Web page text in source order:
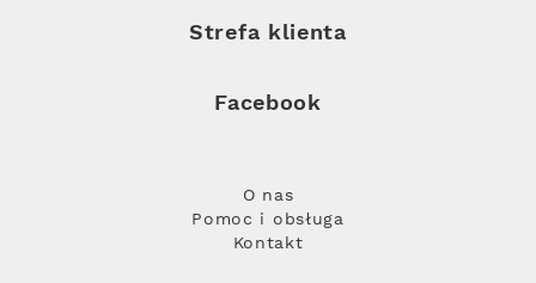
Strefa klienta
Facebook
O nas
Pomoc i obsługa
Kontakt